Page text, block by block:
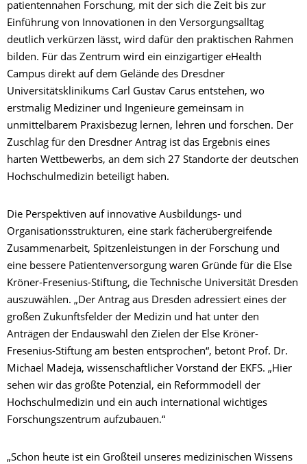
patientennahen Forschung, mit der sich die Zeit bis zur
Einführung von Innovationen in den Versorgungsalltag
deutlich verkürzen lässt, wird dafür den praktischen Rahmen
bilden. Für das Zentrum wird ein einzigartiger eHealth
Campus direkt auf dem Gelände des Dresdner
Universitätsklinikums Carl Gustav Carus entstehen, wo
erstmalig Mediziner und Ingenieure gemeinsam in
unmittelbarem Praxisbezug lernen, lehren und forschen. Der
Zuschlag für den Dresdner Antrag ist das Ergebnis eines
harten Wettbewerbs, an dem sich 27 Standorte der deutschen
Hochschulmedizin beteiligt haben.
Die Perspektiven auf innovative Ausbildungs- und
Organisationsstrukturen, eine stark fächerübergreifende
Zusammenarbeit, Spitzenleistungen in der Forschung und
eine bessere Patientenversorgung waren Gründe für die Else
Kröner-Fresenius-Stiftung, die Technische Universität Dresden
auszuwählen. „Der Antrag aus Dresden adressiert eines der
großen Zukunftsfelder der Medizin und hat unter den
Anträgen der Endauswahl den Zielen der Else Kröner-
Fresenius-Stiftung am besten entsprochen“, betont Prof. Dr.
Michael Madeja, wissenschaftlicher Vorstand der EKFS. „Hier
sehen wir das größte Potenzial, ein Reformmodell der
Hochschulmedizin und ein auch international wichtiges
Forschungszentrum aufzubauen.“
„Schon heute ist ein Großteil unseres medizinischen Wissens